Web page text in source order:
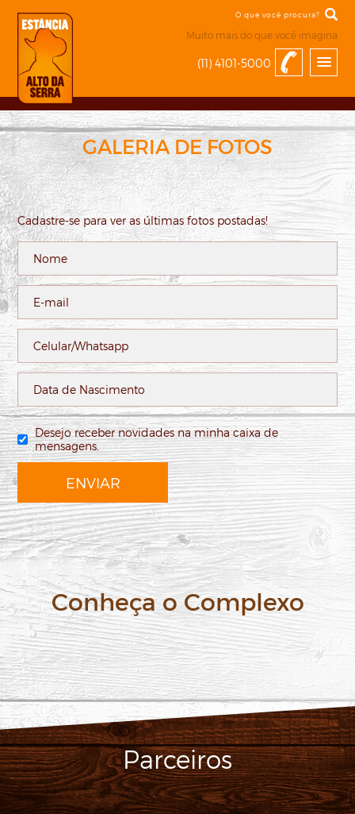
Muito mais do que você imagina
(11) 4101-5000
GALERIA DE FOTOS
Cadastre-se para ver as últimas fotos postadas!
Desejo receber novidades na minha caixa de
mensagens.
ENVIAR
Conheça o Complexo
Parceiros